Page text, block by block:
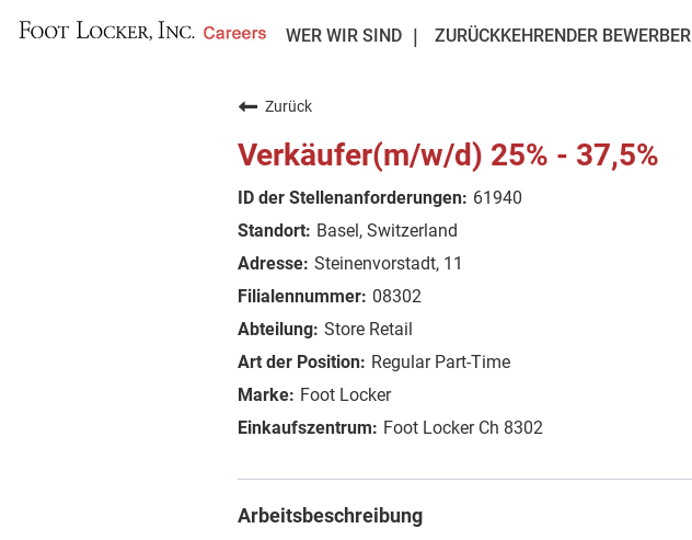
WER WIR SIND ZURÜCKKEHRENDER BEWERBER
Zurück
Verkäufer(m/w/d) 25% - 37,5%
61940
Basel, Switzerland
Steinenvorstadt, 11
08302
Store Retail
Regular Part-Time
Foot Locker
Foot Locker Ch 8302
Arbeitsbeschreibung